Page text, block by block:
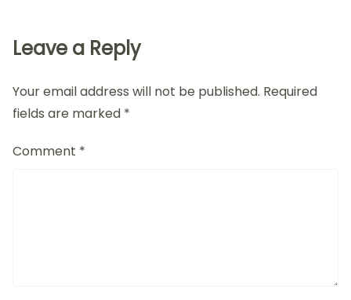
Leave a Reply
Your email address will not be published. Required
fields are marked *
Comment *